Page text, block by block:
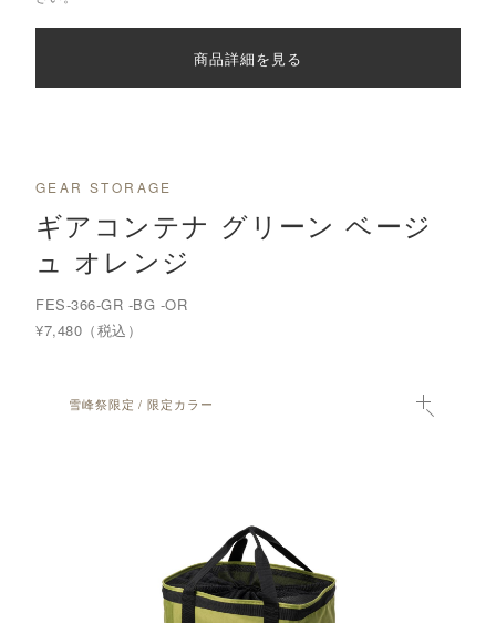
商品詳細を見る
GEAR STORAGE
ギアコンテナ グリーン ベージ
ュ オレンジ
FES-366-GR -BG -OR
¥7,480（税込）
雪峰祭限定 / 限定カラー